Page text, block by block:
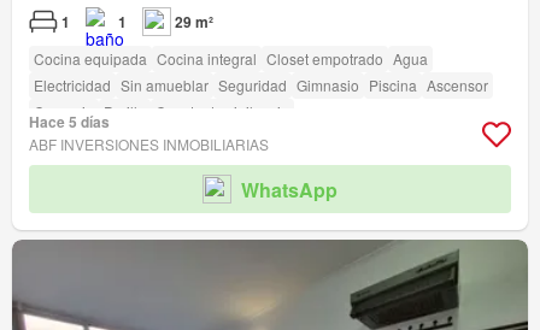
1 1 29 m²
Cocina equipada Cocina integral Closet empotrado Agua
Electricidad Sin amueblar Seguridad Gimnasio Piscina Ascensor
Conserje Parilla Caseta de vigilancia
Hace 5 días
ABF INVERSIONES INMOBILIARIAS
WhatsApp